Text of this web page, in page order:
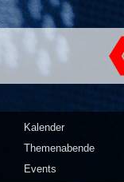
Kalender
Themenabende
Events